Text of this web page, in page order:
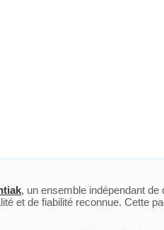
, un ensemble indépendant
et de fiabilité reconnue. Cette